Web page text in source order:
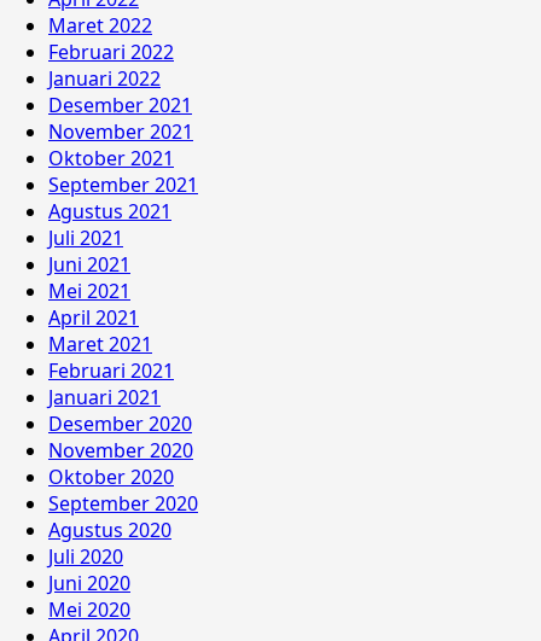
Maret 2022
Februari 2022
Januari 2022
Desember 2021
November 2021
Oktober 2021
September 2021
Agustus 2021
Juli 2021
Juni 2021
Mei 2021
April 2021
Maret 2021
Februari 2021
Januari 2021
Desember 2020
November 2020
Oktober 2020
September 2020
Agustus 2020
Juli 2020
Juni 2020
Mei 2020